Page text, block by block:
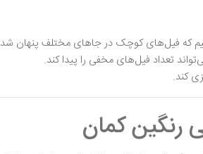
که فیل‌های کوچک در جاهای مختلف پنهان
تعداد فیل‌های مخفی را پیدا کند.
کند.
رنگین کمان